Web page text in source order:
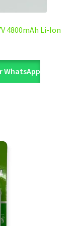
4800mAh Li-Ion
WhatsApp